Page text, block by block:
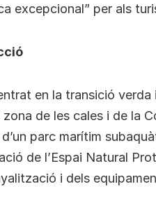
excepcional” per als
en la transició
de les cales i de la
parc marítim
de l’Espai Natural
i dels